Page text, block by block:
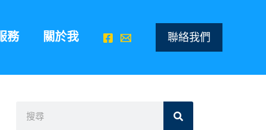
務 關於我 聯絡我們
搜